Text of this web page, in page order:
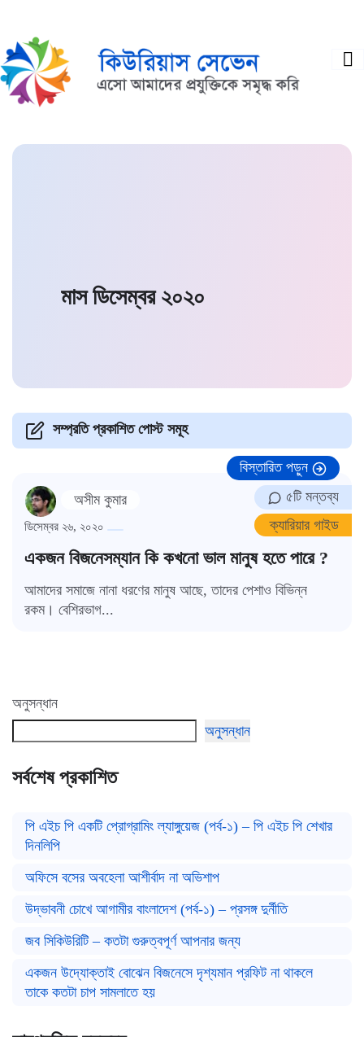
মাসডিসেম্বর ২০২০
সম্প্রতি প্রকাশিত পোস্ট সমূহ
অসীম কুমার
৫টি মন্তব্য
ক্যারিয়ার গাইড
বিস্তারিত পড়ুন
ডিসেম্বর ২৬, ২০২০
একজন বিজনেসম্যান কি কখনো ভাল মানুষ হতে পারে ?
আমাদের সমাজে নানা ধরণের মানুষ আছে, তাদের পেশাও বিভিন্ন
রকম। বেশিরভাগ...
অনুসন্ধান
অনুসন্ধান
সর্বশেষ প্রকাশিত
পি এইচ পি একটি প্রোগ্রামিং ল্যাঙ্গুয়েজ (পর্ব-১) – পি এইচ পি শেখার
দিনলিপি
অফিসে বসের অবহেলা আশীর্বাদ না অভিশাপ
উদ্ভাবনী চোখে আগামীর বাংলাদেশ (পর্ব-১) – প্রসঙ্গ দুর্নীতি
জব সিকিউরিটি – কতটা গুরুত্বপূর্ণ আপনার জন্য
একজন উদ্যোক্তাই বোঝেন বিজনেসে দৃশ্যমান প্রফিট না থাকলে
তাকে কতটা চাপ সামলাতে হয়